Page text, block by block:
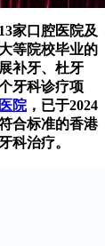
家口腔医院及
等院校毕业的
补牙、杜牙
牙科诊疗项
院，已于2024
合标准的香港
科治疗。